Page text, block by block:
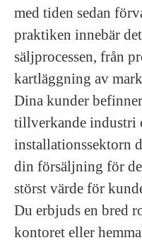
med tiden sedan
praktiken innebär
säljprocessen, från
kartläggning av
Dina kunder
tillverkande industri
installationssektorn
din försäljning för
störst värde för
Du erbjuds en bred
kontoret eller